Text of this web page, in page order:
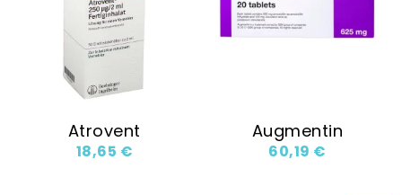
Atrovent
18,65 €
Augmentin
60,19 €